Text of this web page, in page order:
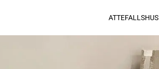
ATTEFALLSHUS